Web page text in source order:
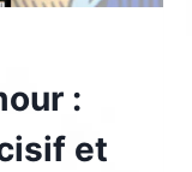
:
et